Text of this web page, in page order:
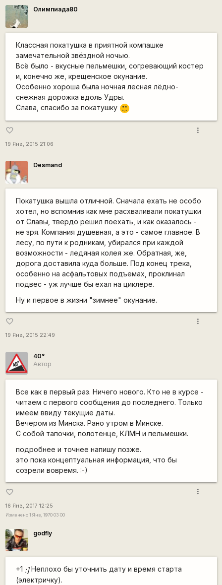
Олимпиада80
Классная покатушка в приятной компашке
замечательной звёздной ночью.
Всё было - вкусные пельмешки, согревающий костер
и, конечно же, крещенское окунание.
Особенно хороша была ночная лесная лёдно-
снежная дорожка вдоль Удры.
Слава, спасибо за покатушку :)
favorite_border
19 Янв, 2015 21:06
more_vert
Desmand
Покатушка вышла отличной. Сначала ехать не особо
хотел, но вспомнив как мне расхваливали покатушки
от Славы, твердо решил поехать, и как оказалось -
не зря. Компания душевная, а это - самое главное. В
лесу, по пути к родникам, убирался при каждой
возможности - ледяная колея же. Обратная, же,
дорога доставила куда больше. Под конец трека,
особенно на асфальтовых подъемах, проклинал
подвес - уж лучше бы ехал на циклере.
Ну и первое в жизни "зимнее" окунание.
favorite_border
19 Янв, 2015 22:49
more_vert
40°
Автор
Все как в первый раз. Ничего нового. Кто не в курсе -
читаем с первого сообщения до последнего. Только
имеем ввиду текущие даты.
Вечером из Минска. Рано утром в Минске.
С собой тапочки, полотенце, КЛМН и пельмешки.
подробнее и точнее напишу позже.
это пока концептуальная информация, что бы
созрели вовремя. :-)
favorite_border
16 Янв, 2017 12:25
Изменено 1 Янв, 1970 03:00
more_vert
godfly
+1 :]Неплохо бы уточнить дату и время старта
(электричку).